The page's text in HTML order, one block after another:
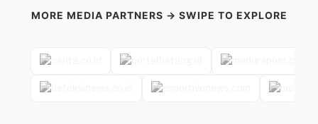
MORE MEDIA PARTNERS → SWIPE TO EXPLORE